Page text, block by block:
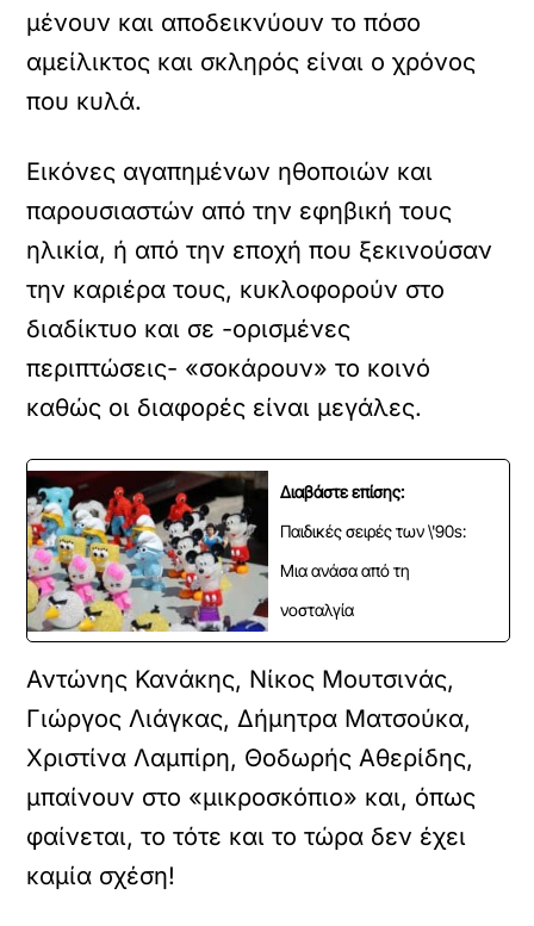
μένουν και αποδεικνύουν το πόσο
αμείλικτος και σκληρός είναι ο χρόνος
που κυλά.
Εικόνες αγαπημένων ηθοποιών και
παρουσιαστών από την εφηβική τους
ηλικία, ή από την εποχή που ξεκινούσαν
την καριέρα τους, κυκλοφορούν στο
διαδίκτυο και σε -ορισμένες
περιπτώσεις- «σοκάρουν» το κοινό
καθώς οι διαφορές είναι μεγάλες.
Διαβάστε επίσης:
Παιδικές σειρές των \'90s:
Μια ανάσα από τη
νοσταλγία
Αντώνης Κανάκης, Νίκος Μουτσινάς,
Γιώργος Λιάγκας, Δήμητρα Ματσούκα,
Χριστίνα Λαμπίρη, Θοδωρής Αθερίδης,
μπαίνουν στο «μικροσκόπιο» και, όπως
φαίνεται, το τότε και το τώρα δεν έχει
καμία σχέση!